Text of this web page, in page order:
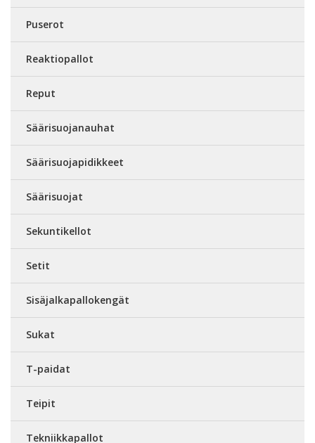
Puserot
Reaktiopallot
Reput
Säärisuojanauhat
Säärisuojapidikkeet
Säärisuojat
Sekuntikellot
Setit
Sisäjalkapallokengät
Sukat
T-paidat
Teipit
Tekniikkapallot